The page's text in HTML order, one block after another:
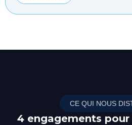
CE QUI NOUS
4 engagements pour